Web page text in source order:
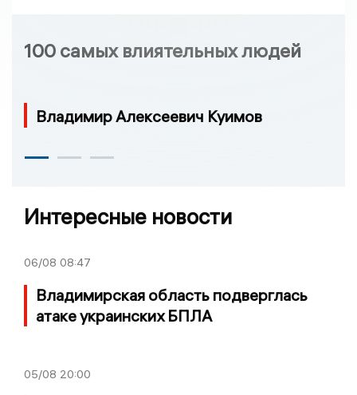
100 самых влиятельных людей
Владимир Алексеевич Куимов
Интересные новости
06/08 08:47
Владимирская область подверглась
атаке украинских БПЛА
05/08 20:00